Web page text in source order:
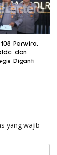
Perwira,
dan
Diganti
yang wajib